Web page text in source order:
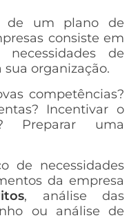
de um plano de
consiste em
de
organização.
competências?
Incentivar o
Preparar uma
de necessidades
da empresa
, análise das
ou análise de